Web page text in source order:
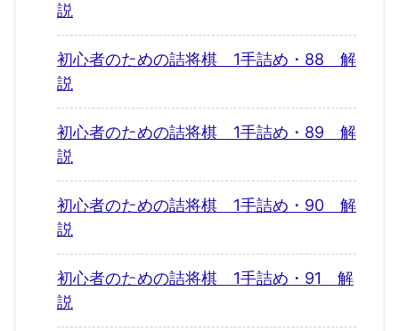
説
初心者のための詰将棋 1手詰め・88 解
説
初心者のための詰将棋 1手詰め・89 解
説
初心者のための詰将棋 1手詰め・90 解
説
初心者のための詰将棋 1手詰め・91 解
説